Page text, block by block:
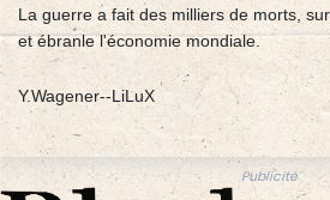
La guerre a fait des milliers de morts,
et ébranle l'économie mondiale.
Y.Wagener--LiLuX
Publicité